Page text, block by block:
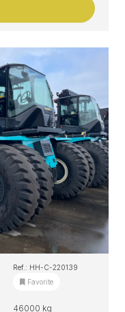
Ref.: HH-C-220139
Favorite
46000 kg